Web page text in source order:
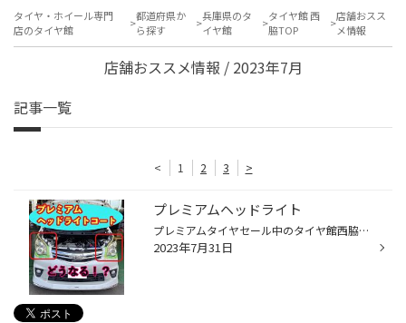
タイヤ・ホイール専門
店のタイヤ館
都道府県か
ら探す
兵庫県のタ
イヤ館
タイヤ館 西
脇TOP
店舗おスス
メ情報
店舗おススメ情報 / 2023年7月
記事一覧
< 1 2 3 >
プレミアムヘッドライト
プレミアムタイヤセール中のタイヤ館西脇です！！ プレミアムと言えば・・・ プレミアムヘッドライトコーティングをご紹介！ 当店ではコンパウンドで磨く通常施工とは別に プレミアムヘッドライトコーティングを施工しています！ 通常施工との違いは下処理です。 状態をみて、耐水ペーパーの番手を...
2023年7月31日